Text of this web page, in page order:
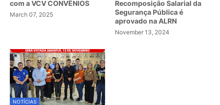
com a VCV CONVÊNIOS
March 07, 2025
Recomposição Salarial da
Segurança Pública é
aprovado na ALRN
November 13, 2024
NOTÍCIAS